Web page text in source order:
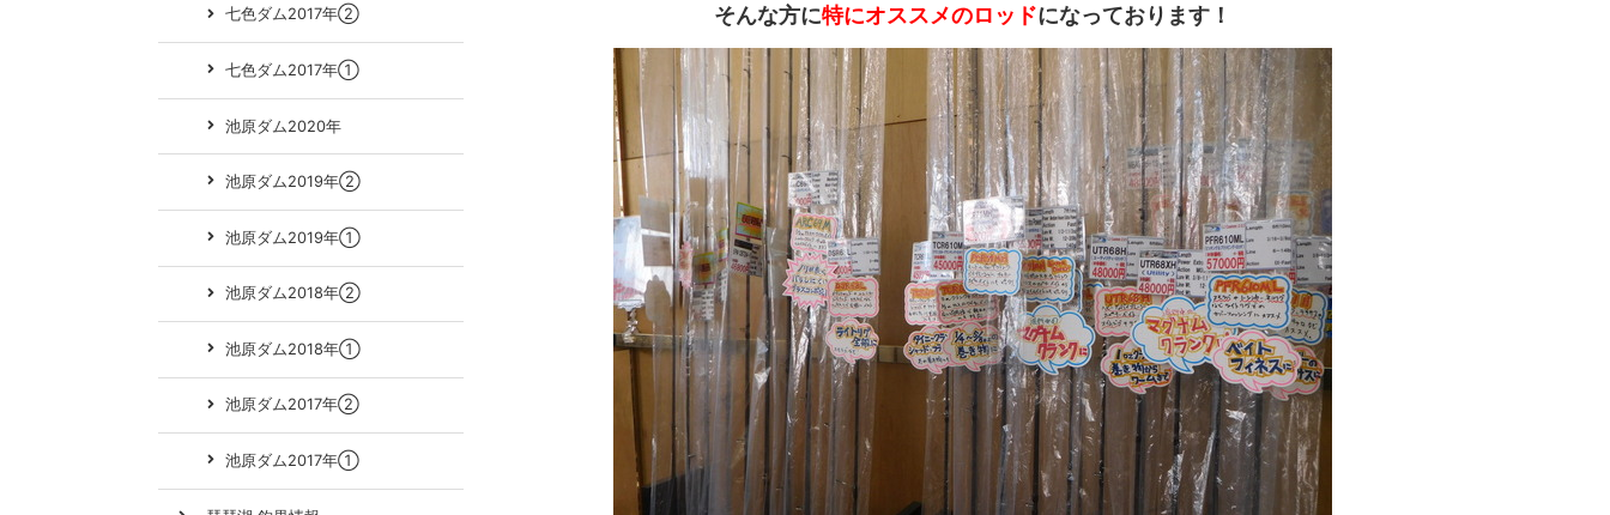
そんな方に特にオススメのロッドになっております！
七色ダム2017年②
七色ダム2017年①
池原ダム2020年
池原ダム2019年②
池原ダム2019年①
池原ダム2018年②
池原ダム2018年①
池原ダム2017年②
池原ダム2017年①